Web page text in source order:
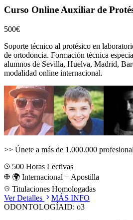
Curso Online Auxiliar de
500€
Soporte técnico al protésico en
de ortodoncia. Formación técnica
alumnos de Sevilla, Huelva, Madrid,
modalidad online internacional.
>> Únete a más de 1.000.000
500 Horas Lectivas
🌍 Internacional + Apostilla
Titulaciones Homologadas
Ver Detalles
MÁS INFO
ODONTOLOGÍAID: o3